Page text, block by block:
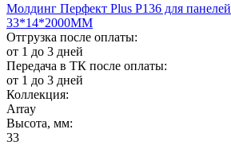
Молдинг Перфект Plus Р136 для панелей
33*14*2000ММ
Отгрузка после оплаты:
от 1 до 3 дней
Передача в ТК после оплаты:
от 1 до 3 дней
Коллекция:
Array
Высота, мм:
33